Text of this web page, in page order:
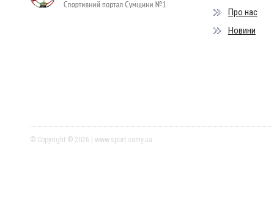
Про нас
Новини
© Copyright © 2026 | www.sport.sumy.ua